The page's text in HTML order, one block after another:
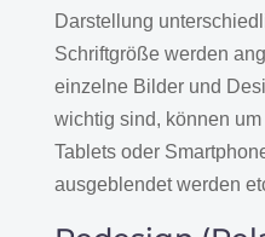
Darstellung
Schriftgröße werden
einzelne Bilder und
wichtig sind, können
Tablets oder
ausgeblendet werden